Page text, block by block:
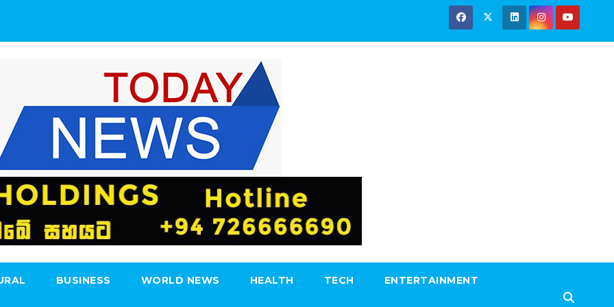
BUSINESS WORLD NEWS HEALTH TECH ENTERTAINMENT